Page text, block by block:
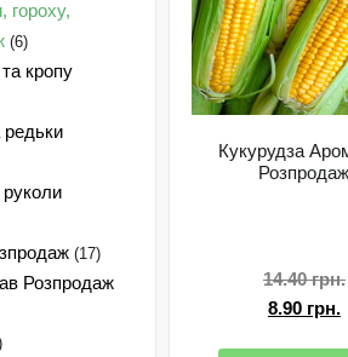
Кукурудза
Розпродаж
14.40грн.
8.90 грн.
гороху,
(6)
кропу
редьки
руколи
(17)
Розпродаж